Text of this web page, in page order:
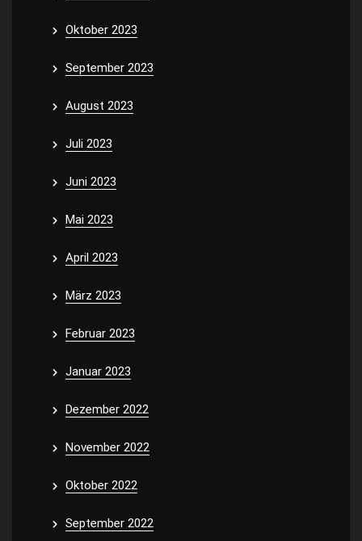
Oktober 2023
September 2023
August 2023
Juli 2023
Juni 2023
Mai 2023
April 2023
März 2023
Februar 2023
Januar 2023
Dezember 2022
November 2022
Oktober 2022
September 2022